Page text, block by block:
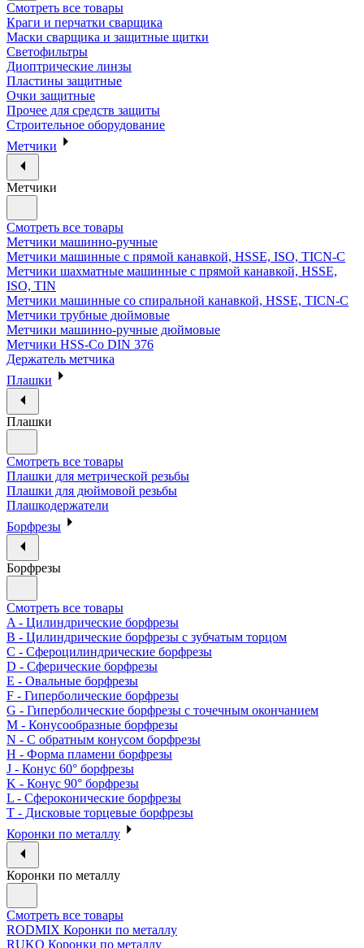
Смотреть все товары
Краги и перчатки сварщика
Маски сварщика и защитные щитки
Светофильтры
Диоптрические линзы
Пластины защитные
Очки защитные
Прочее для средств защиты
Строительное оборудование
Метчики
Метчики
Смотреть все товары
Метчики машинно-ручные
Метчики машинные с прямой канавкой, HSSE, ISO, TICN-C
Метчики шахматные машинные с прямой канавкой, HSSE,
ISO, TIN
Метчики машинные со спиральной канавкой, HSSE, TICN-C
Метчики трубные дюймовые
Метчики машинно-ручные дюймовые
Метчики HSS-Co DIN 376
Держатель метчика
Плашки
Плашки
Смотреть все товары
Плашки для метрической резьбы
Плашки для дюймовой резьбы
Плашкодержатели
Борфрезы
Борфрезы
Смотреть все товары
A - Цилиндрические борфрезы
B - Цилиндрические борфрезы с зубчатым торцом
C - Сфероцилиндрические борфрезы
D - Сферические борфрезы
E - Овальные борфрезы
F - Гиперболические борфрезы
G - Гиперболические борфрезы с точечным окончанием
M - Конусообразные борфрезы
N - С обратным конусом борфрезы
H - Форма пламени борфрезы
J - Конус 60° борфрезы
K - Конус 90° борфрезы
L - Сфероконические борфрезы
T - Дисковые торцевые борфрезы
Коронки по металлу
Коронки по металлу
Смотреть все товары
RODMIX Коронки по металлу
RUKO Коронки по металлу